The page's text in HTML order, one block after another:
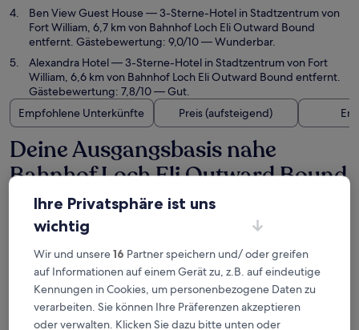
Ben View Guest House— 3-Sterne-Hotel in Stadtzentrum von
Fort William, 6,7 km von Bahnhof Loch Eli Outward Bound
entfernt. Gästebewertung: 9,0/10 — Wunderbar.
Alexandra Hotel— 3-Sterne-Hotel in Stadtzentrum von Fort
William, 6,6 km von Bahnhof Loch Eli Outward Bound entfernt.
Gästebewertung: 7,8/10 — Gut.
Empfohlene Unterkünfte
Preis (aufsteigend)
Deine Ausgangsbasis nahe
Bahnhof Loch Eli Outward Bound
Linnhe Lochside Holidays
Ihre Privatsphäre ist uns
wichtig
Wir und unsere16 Partner speichern und/ oder greifen
auf Informationen auf einem Gerät zu, z.B. auf eindeutige
Kennungen in Cookies, um personenbezogene Daten zu
verarbeiten. Sie können Ihre Präferenzen akzeptieren
oder verwalten. Klicken Sie dazu bitte unten oder